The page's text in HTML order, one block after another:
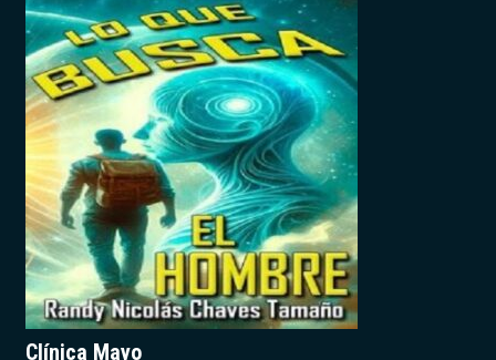
Clínica Mayo